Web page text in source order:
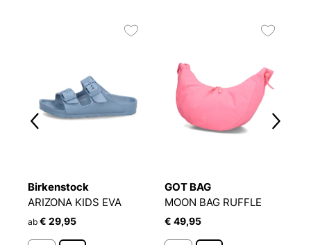
Birkenstock
ARIZONA KIDS EVA
ab € 29,95
GOT BAG
MOON BAG RUFFLE
€ 49,95